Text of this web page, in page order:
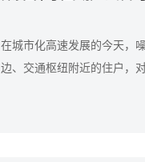
在城市化高速发展的今天，
边、交通枢纽附近的住户，